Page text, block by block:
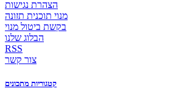
הצהרת נגישות
מנוי תוכנית תזונה
בקשת ביטול מנוי
הבלוג שלנו
RSS
צור קשר
קטגוריות מתכונים